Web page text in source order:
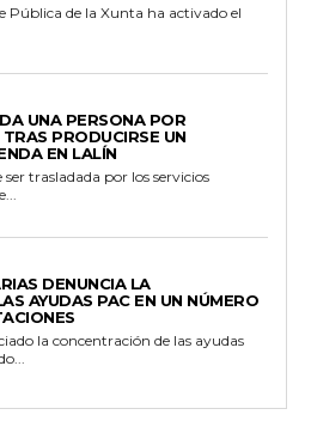
Pública de la Xunta ha activado el
UNA PERSONA POR
PRODUCIRSE UN
EN LALÍN
trasladada por los servicios
DENUNCIA LA
AYUDAS PAC EN UN NÚMERO
la concentración de las ayudas